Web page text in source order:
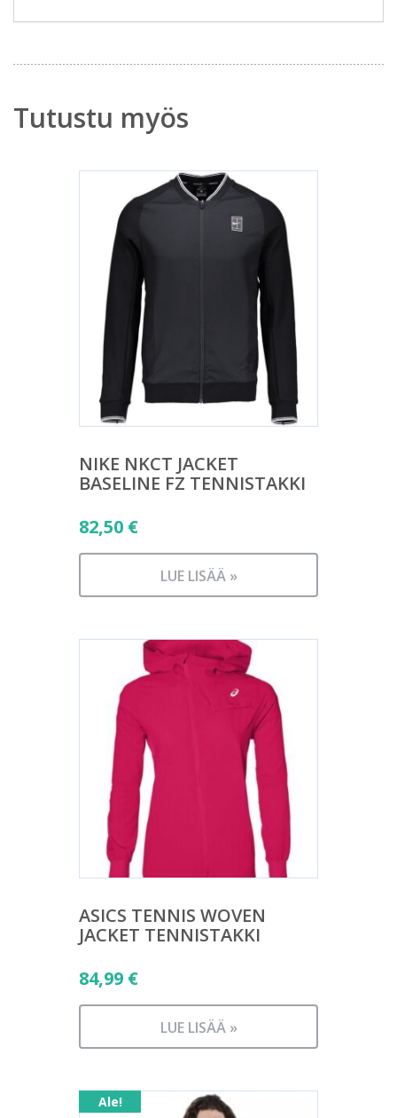
Tutustu myös
NIKE NKCT JACKET
BASELINE FZ TENNISTAKKI
82,50 €
LUE LISÄÄ »
ASICS TENNIS WOVEN
JACKET TENNISTAKKI
84,99 €
LUE LISÄÄ »
Ale!